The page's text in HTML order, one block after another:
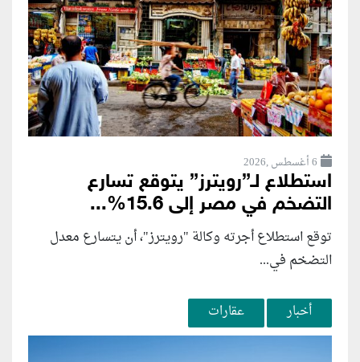
6 أغسطس ,2026
استطلاع لـ”رويترز” يتوقع تسارع
التضخم في مصر إلى 15.6%...
توقع استطلاع أجرته وكالة "رويترز"، أن يتسارع ‌معدل
التضخم في...
أخبار عقارات